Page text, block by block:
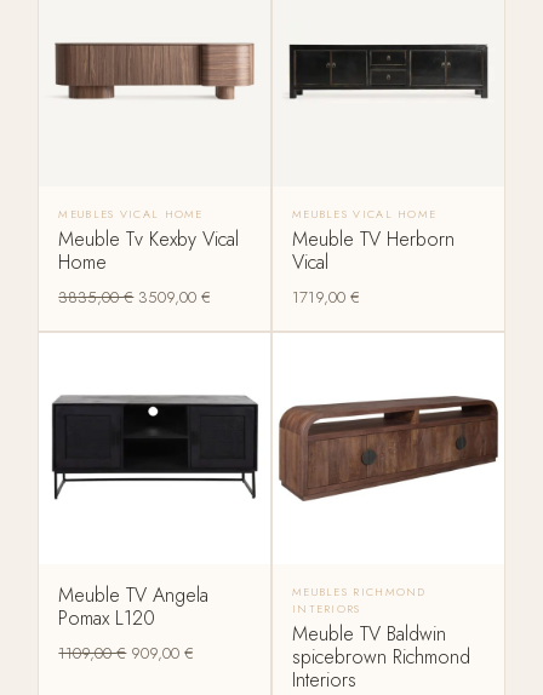
MEUBLES VICAL HOME
Meuble Tv Kexby Vical
Home
3835,00€ 3509,00€
MEUBLES VICAL HOME
Meuble TV Herborn
Vical
1719,00 €
Meuble TV Angela
Pomax L120
1109,00€ 909,00€
MEUBLES RICHMOND
INTERIORS
Meuble TV Baldwin
spicebrown Richmond
Interiors